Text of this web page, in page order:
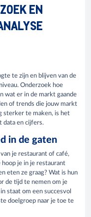
EN
te zijn en blijven van de
Onderzoek hoe
wat er in de markt gaande
of trends die jouw markt
sterker te maken, is het
data en cijfers.
in de gaten
je restaurant of café,
je in je restaurant
eten ze graag? Wat is hun
de tijd te nemen om je
staat om een succesvol
doelgroep naar je toe te